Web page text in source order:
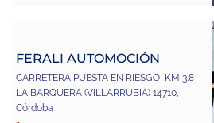
FERALI AUTOMOCIÓN
CARRETERA PUESTA EN RIESGO, KM 3.8
LA BARQUERA (VILLARRUBIA) 14710,
Córdoba